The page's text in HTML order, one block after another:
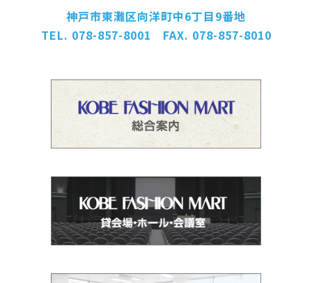
神戸市東灘区向洋町中6丁目9番地
TEL. 078-857-8001 FAX. 078-857-8010